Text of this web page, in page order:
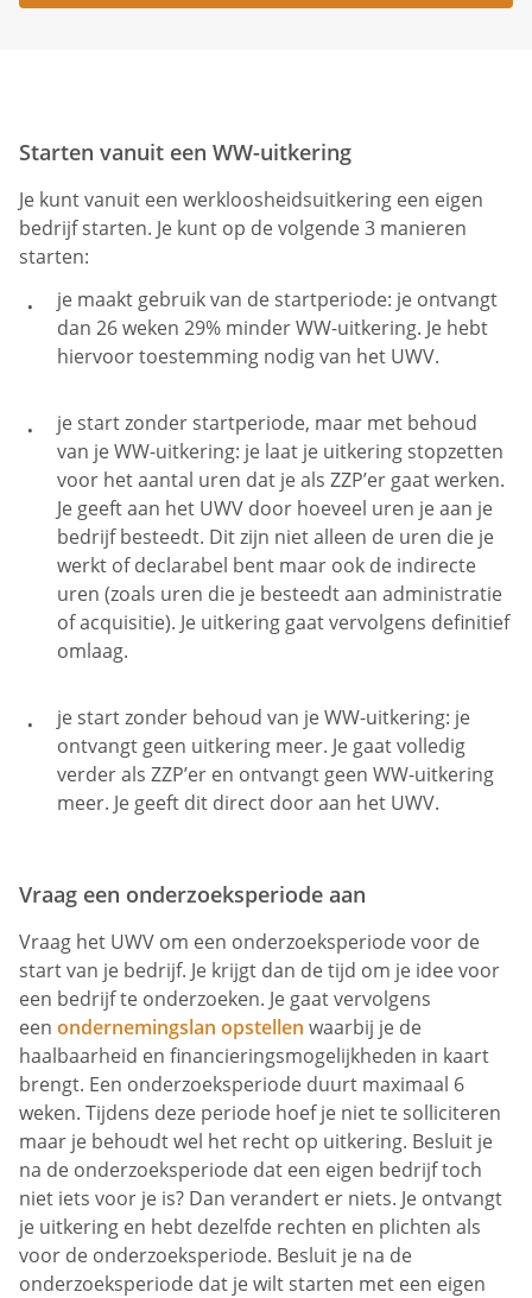
Starten vanuit een WW-uitkering
Je kunt vanuit een werkloosheidsuitkering een eigen
bedrijf starten. Je kunt op de volgende 3 manieren
starten:
je maakt gebruik van de startperiode: je ontvangt
dan 26 weken 29% minder WW-uitkering. Je hebt
hiervoor toestemming nodig van het UWV.
je start zonder startperiode, maar met behoud
van je WW-uitkering: je laat je uitkering stopzetten
voor het aantal uren dat je als ZZP’er gaat werken.
Je geeft aan het UWV door hoeveel uren je aan je
bedrijf besteedt. Dit zijn niet alleen de uren die je
werkt of declarabel bent maar ook de indirecte
uren (zoals uren die je besteedt aan administratie
of acquisitie). Je uitkering gaat vervolgens definitief
omlaag.
je start zonder behoud van je WW-uitkering: je
ontvangt geen uitkering meer. Je gaat volledig
verder als ZZP’er en ontvangt geen WW-uitkering
meer. Je geeft dit direct door aan het UWV.
Vraag een onderzoeksperiode aan
Vraag het UWV om een onderzoeksperiode voor de
start van je bedrijf. Je krijgt dan de tijd om je idee voor
een bedrijf te onderzoeken. Je gaat vervolgens
een ondernemingslan opstellen waarbij je de
haalbaarheid en financieringsmogelijkheden in kaart
brengt. Een onderzoeksperiode duurt maximaal 6
weken. Tijdens deze periode hoef je niet te solliciteren
maar je behoudt wel het recht op uitkering. Besluit je
na de onderzoeksperiode dat een eigen bedrijf toch
niet iets voor je is? Dan verandert er niets. Je ontvangt
je uitkering en hebt dezelfde rechten en plichten als
voor de onderzoeksperiode. Besluit je na de
onderzoeksperiode dat je wilt starten met een eigen